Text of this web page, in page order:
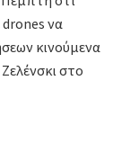
drones να
κινούμενα
στο